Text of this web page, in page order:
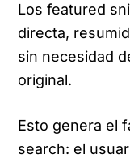
Los featured
directa,
sin necesidad
original.
Esto genera el
search: el